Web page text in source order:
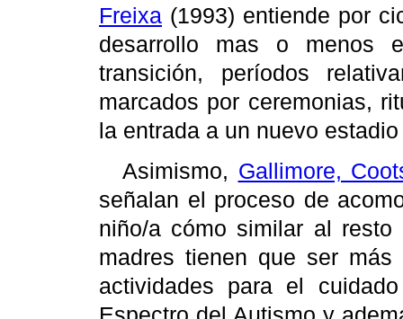
Freixa (1993) entiende por
desarrollo mas o menos
transición, períodos
marcados por ceremonias,
la entrada a un nuevo
Asimismo, Gallimore,
señalan el proceso de
niño/a cómo similar al
madres tienen que ser
actividades para el